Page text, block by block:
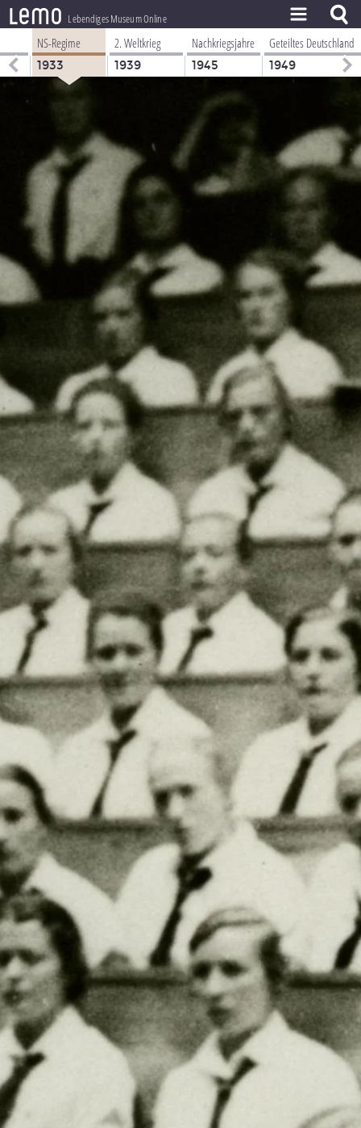
lemo Lebendiges Museum Online
ZEITSTRAHL
THEMEN
BESTAND
LERNEN
PROJEKT
NS-Regime
1933
2. Weltkrieg
1939
Nachkriegsjahre
1945
Geteiltes Deutschland
1949